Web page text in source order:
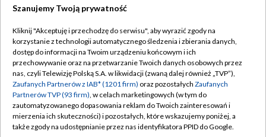
TVP
Abonament TVP
Emisja w TVP
Centrum informacji TVP
Naziemna Telewizja Cyfrowa
Regulamin TVP
Polityka prywatności
Moje zgody
Pomoc
Szanujemy Twoją prywatność
Kliknij "Akceptuję i przechodzę do serwisu", aby wyrazić zgody na
korzystanie z technologii automatycznego śledzenia i zbierania danych,
dostęp do informacji na Twoim urządzeniu końcowym i ich
przechowywanie oraz na przetwarzanie Twoich danych osobowych przez
nas, czyli Telewizję Polską S.A. w likwidacji (zwaną dalej również „TVP”),
Zaufanych Partnerów z IAB* (1201 firm) oraz pozostałych Zaufanych
Partnerów TVP (93 firm), w celach marketingowych (w tym do
zautomatyzowanego dopasowania reklam do Twoich zainteresowań i
mierzenia ich skuteczności) i pozostałych, które wskazujemy poniżej, a
także zgody na udostępnianie przez nas identyfikatora PPID do Google.